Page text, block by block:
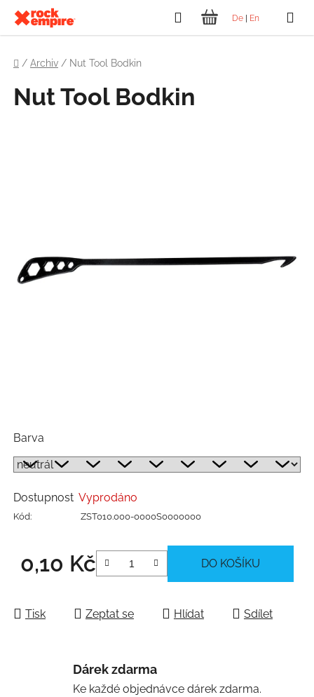
obsah
De En
Hledat
NÁKUPNÍ
Domů
/ Archiv / Nut Tool Bodkin
Barva
Dostupnost Vyprodáno
Kód: ZST010.000-0000S0000000
0,10 Kč DO KOŠÍKU
Tisk Zeptat se Hlídat Sdílet
Nut Tool Bodkin
Dárek zdarma
Ke každé objednávce dárek zdarma.